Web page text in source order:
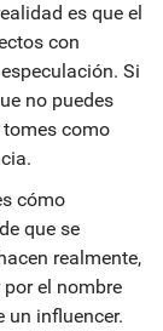
es que el
con
Si
no puedes
tomes como
cómo
que se
realmente,
el nombre
un influencer.